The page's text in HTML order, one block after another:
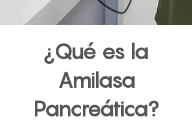
¿Qué es la
Amilasa
Pancreática?